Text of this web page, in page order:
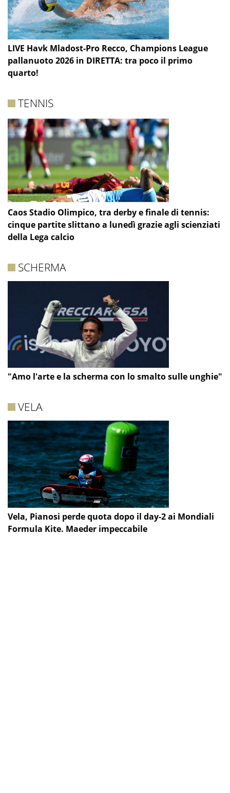
LIVE Havk Mladost-Pro Recco, Champions League
pallanuoto 2026 in DIRETTA: tra poco il primo
quarto!
TENNIS
Caos Stadio Olimpico, tra derby e finale di tennis:
cinque partite slittano a lunedì grazie agli scienziati
della Lega calcio
SCHERMA
"Amo l'arte e la scherma con lo smalto sulle unghie"
VELA
Vela, Pianosi perde quota dopo il day-2 ai Mondiali
Formula Kite. Maeder impeccabile